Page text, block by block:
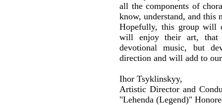
all the components of
know, understand, and this
Hopefully, this group will
will enjoy their art,
devotional music, but
direction and will add to
Ihor Tsyklinskyy,
Artistic Director and
"Lehenda (Legend)"